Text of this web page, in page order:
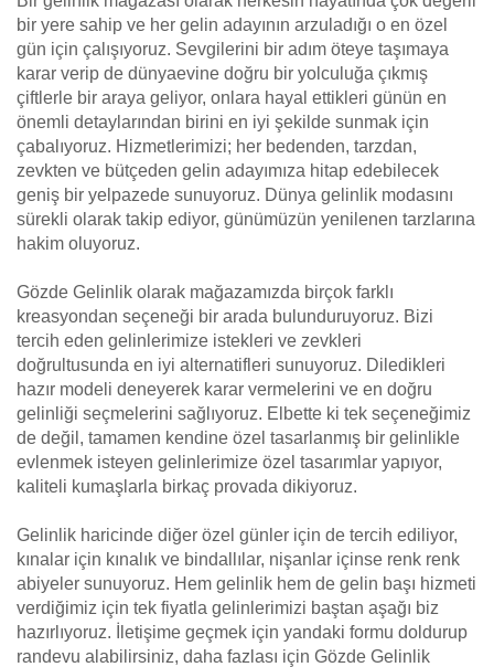
bir yere sahip ve her gelin adayının arzuladığı o en özel
gün için çalışıyoruz. Sevgilerini bir adım öteye taşımaya
karar verip de dünyaevine doğru bir yolculuğa çıkmış
çiftlerle bir araya geliyor, onlara hayal ettikleri günün en
önemli detaylarından birini en iyi şekilde sunmak için
çabalıyoruz. Hizmetlerimizi; her bedenden, tarzdan,
zevkten ve bütçeden gelin adayımıza hitap edebilecek
geniş bir yelpazede sunuyoruz. Dünya gelinlik modasını
sürekli olarak takip ediyor, günümüzün yenilenen tarzlarına
hakim oluyoruz.
Gözde Gelinlik olarak mağazamızda birçok farklı
kreasyondan seçeneği bir arada bulunduruyoruz. Bizi
tercih eden gelinlerimize istekleri ve zevkleri
doğrultusunda en iyi alternatifleri sunuyoruz. Diledikleri
hazır modeli deneyerek karar vermelerini ve en doğru
gelinliği seçmelerini sağlıyoruz. Elbette ki tek seçeneğimiz
de değil, tamamen kendine özel tasarlanmış bir gelinlikle
evlenmek isteyen gelinlerimize özel tasarımlar yapıyor,
kaliteli kumaşlarla birkaç provada dikiyoruz.
Gelinlik haricinde diğer özel günler için de tercih ediliyor,
kınalar için kınalık ve bindallılar, nişanlar içinse renk renk
abiyeler sunuyoruz. Hem gelinlik hem de gelin başı hizmeti
verdiğimiz için tek fiyatla gelinlerimizi baştan aşağı biz
hazırlıyoruz. İletişime geçmek için yandaki formu doldurup
randevu alabilirsiniz, daha fazlası için Gözde Gelinlik